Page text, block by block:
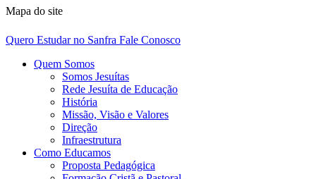
Mapa do site
Quero Estudar no Sanfra Fale Conosco
Quem Somos
Somos Jesuítas
Rede Jesuíta de Educação
História
Missão, Visão e Valores
Direção
Infraestrutura
Como Educamos
Proposta Pedagógica